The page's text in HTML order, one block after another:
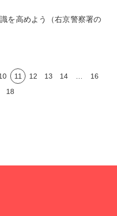
を高めよう（右京警察署の
11 12 13 14
16
18